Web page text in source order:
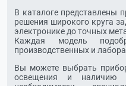
В каталоге
решения широкого круга
электронике до точных
Каждая модель
производственных и
Вы можете выбрать
освещения и наличию